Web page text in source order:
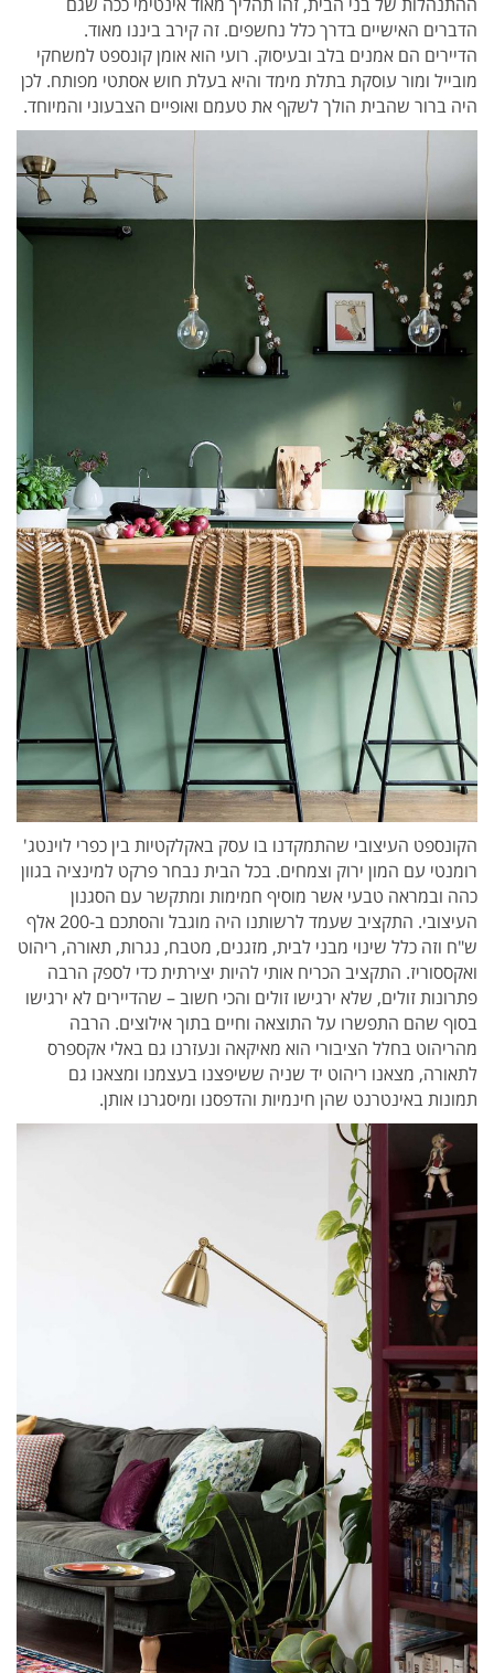
הדברים האישיים בדרך כלל נחשפים. זה קירב ביננו מאוד.
הדיירים הם אמנים בלב ובעיסוק. רועי הוא אומן קונספט למשחקי
מובייל ומור עוסקת בתלת מימד והיא בעלת חוש אסתטי מפותח. לכן
היה ברור שהבית הולך לשקף את טעמם ואופיים הצבעוני והמיוחד.
הקונספט העיצובי שהתמקדנו בו עסק באקלקטיות בין כפרי לוינטג'
רומנטי עם המון ירוק וצמחים. בכל הבית נבחר פרקט למינציה בגוון
כהה ובמראה טבעי אשר מוסיף חמימות ומתקשר עם הסגנון
העיצובי. התקציב שעמד לרשותנו היה מוגבל והסתכם ב-200 אלף
ש"ח וזה כלל שינוי מבני לבית, מזגנים, מטבח, נגרות, תאורה, ריהוט
ואקססוריז. התקציב הכריח אותי להיות יצירתית כדי לספק הרבה
פתרונות זולים, שלא ירגישו זולים והכי חשוב – שהדיירים לא ירגישו
בסוף שהם התפשרו על התוצאה וחיים בתוך אילוצים. הרבה
מהריהוט בחלל הציבורי הוא מאיקאה ונעזרנו גם באלי אקספרס
לתאורה, מצאנו ריהוט יד שניה ששיפצנו בעצמנו ומצאנו גם
תמונות באינטרנט שהן חינמיות והדפסנו ומיסגרנו אותן.